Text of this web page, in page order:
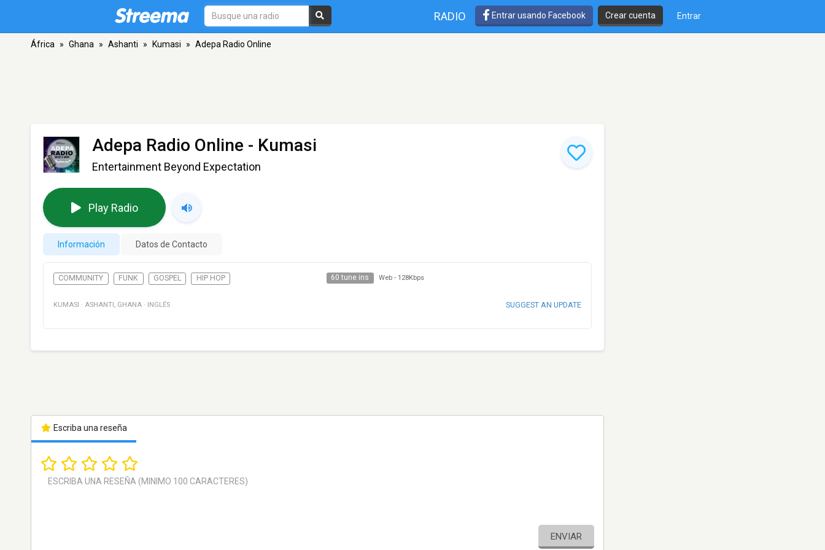
RADIO Entrar usando Facebook Crear cuenta Entrar
África » Ghana » Ashanti » Kumasi » Adepa Radio Online
Adepa Radio Online - Kumasi
Entertainment Beyond Expectation
Play Radio
Información Datos de Contacto
COMMUNITY FUNK GOSPEL HIP HOP 60 tune ins Web - 128Kbps
KUMASI · ASHANTI , GHANA · INGLÉS SUGGEST AN UPDATE
Escriba una reseña
ENVIAR